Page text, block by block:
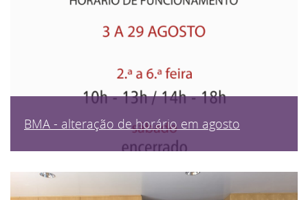
BMA - alteração de horário em agosto